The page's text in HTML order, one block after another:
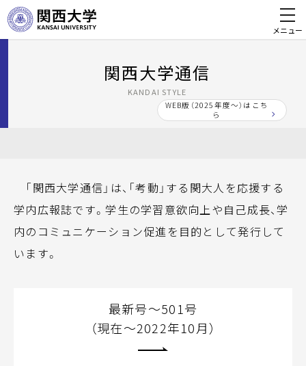
メニュー
関西大学通信
KANDAI STYLE
WEB版（2025年度～）はこち
ら
「関西大学通信」は、「考動」する関大人を応援する
学内広報誌です。学生の学習意欲向上や自己成長、学
内のコミュニケーション促進を目的として発行して
います。
最新号～501号
（現在～2022年10月）